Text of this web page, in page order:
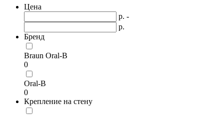
Цена
р. -
р.
Бренд
Braun Oral-B
0
Oral-B
0
Крепление на стену